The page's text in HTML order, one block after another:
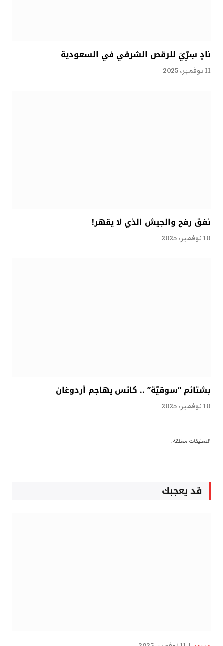
نادٍ سِرِّيّ للرقص الشرقي في السعودية
11 نوفمبر، 2025
نفق رفح والجيش الذي لا يقهر!
10 نوفمبر، 2025
بشتائم “سوقيّة” .. كاتس يهاجم أردوغان
10 نوفمبر، 2025
التعليقات مغلقة.
قد يعجبك